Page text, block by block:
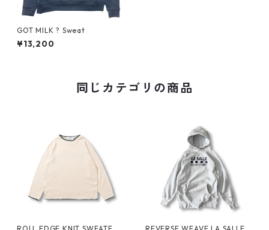
GOT MILK ? Sweat
¥13,200
同じカテゴリの商品